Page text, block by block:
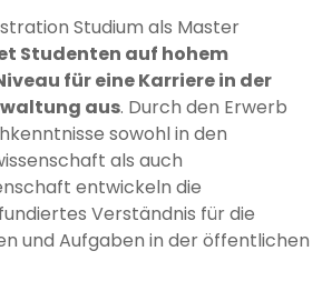
Studium als Master
Studenten auf hohem
für eine Karriere in der
aus. Durch den Erwerb
sowohl in den
als auch
entwickeln die
Verständnis für die
und Aufgaben in der öffentlichen